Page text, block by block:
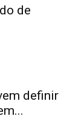
de
definir